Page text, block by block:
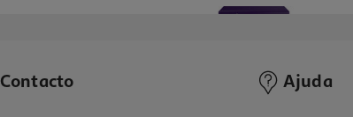
Contacto Ajuda